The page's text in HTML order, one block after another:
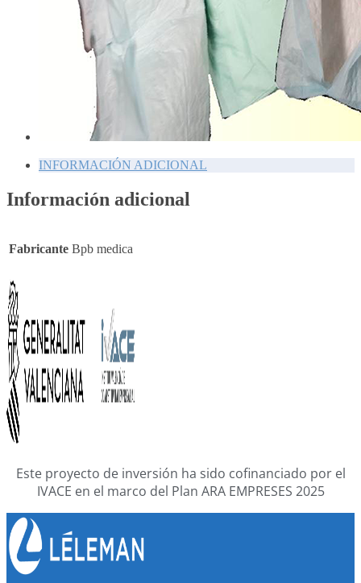
INFORMACIÓN ADICIONAL
Información adicional
Fabricante Bpb medica
Este proyecto de inversión ha sido cofinanciado por el
IVACE en el marco del Plan ARA EMPRESES 2025